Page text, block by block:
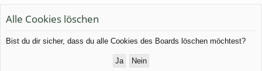
ug
rif
n
n
Alle Cookies löschen
Bist du dir sicher, dass du alle Cookies des Boards löschen möchtest?